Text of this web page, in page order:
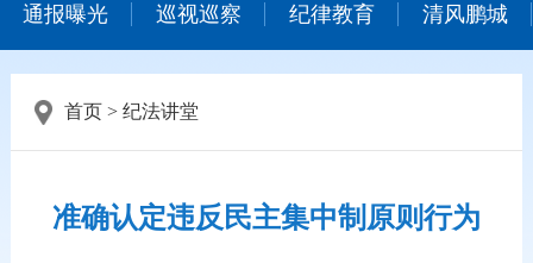
通报曝光 巡视巡察 纪律教育 清风鹏城
首页> 纪法讲堂
准确认定违反民主集中制原则行为